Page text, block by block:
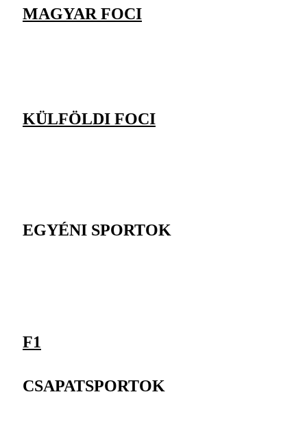
MAGYAR FOCI
KÜLFÖLDI FOCI
EGYÉNI SPORTOK
F1
CSAPATSPORTOK